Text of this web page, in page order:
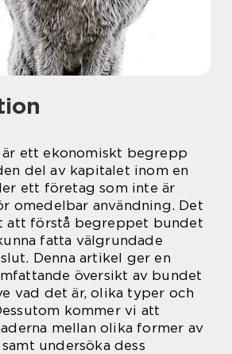
ett ekonomiskt begrepp
del av kapitalet inom en
ett företag som inte är
omedelbar användning. Det
att förstå begreppet bundet
fatta välgrundade
Denna artikel ger en
översikt av bundet
vad det är, olika typer och
kommer vi att
mellan olika former av
undersöka dess